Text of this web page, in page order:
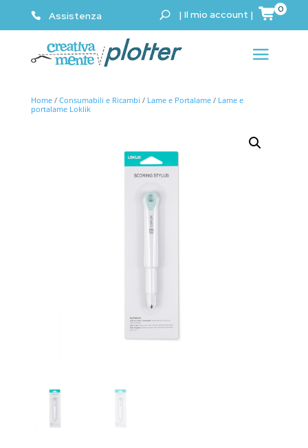
Assistenza | Il mio account | 0
Home/ Consumabili e Ricambi / Lame e Portalame/ Lame e
portalame Loklik